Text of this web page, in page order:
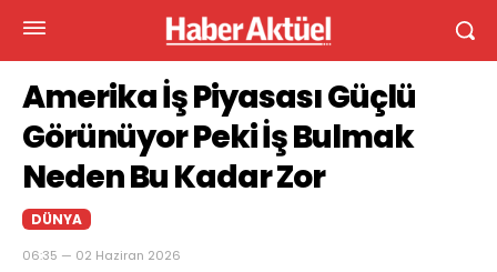
Amerika İş Piyasası Güçlü
Görünüyor Peki İş Bulmak
Neden Bu Kadar Zor
DÜNYA
06:35 — 02 Haziran 2026